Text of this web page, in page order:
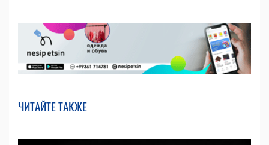
ЧИТАЙТЕ ТАКЖЕ